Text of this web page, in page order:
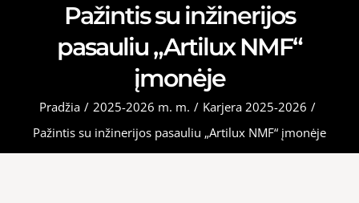
Pažintis su inžinerijos
pasauliu „Artilux NMF“
įmonėje
Pradžia / 2025-2026 m. m. / Karjera 2025-2026 /
Pažintis su inžinerijos pasauliu „Artilux NMF“ įmonėje